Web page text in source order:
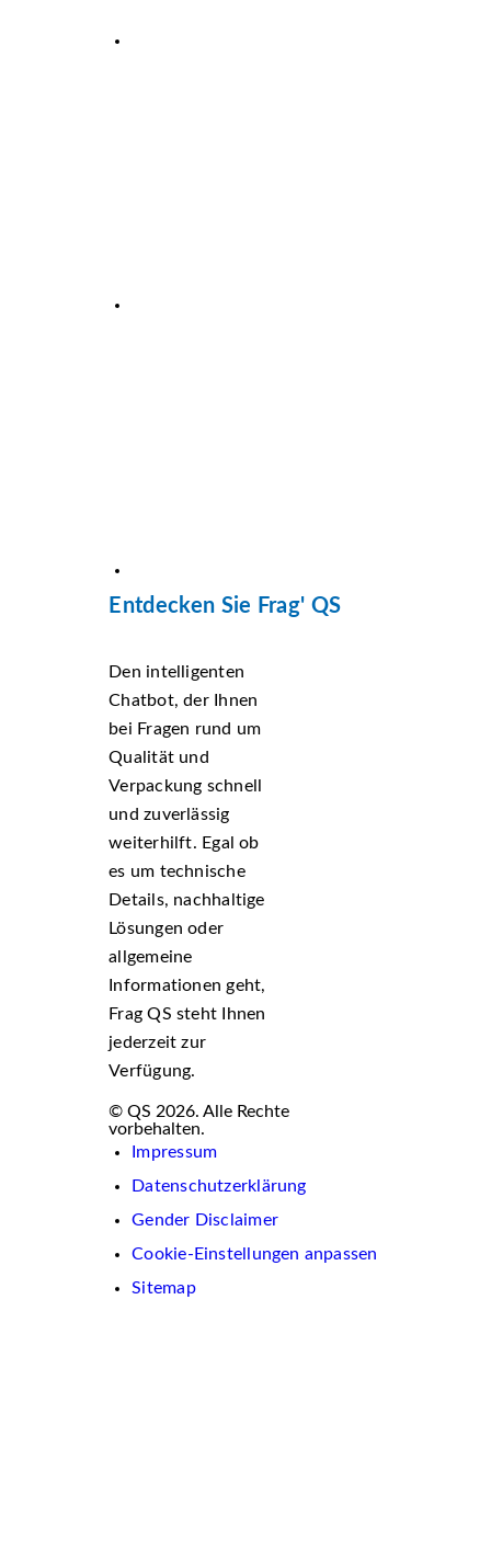
Entdecken Sie Frag' QS
Den intelligenten
Chatbot, der Ihnen
bei Fragen rund um
Qualität und
Verpackung schnell
und zuverlässig
weiterhilft. Egal ob
es um technische
Details, nachhaltige
Lösungen oder
allgemeine
Informationen geht,
Frag QS steht Ihnen
jederzeit zur
Verfügung.
© QS 2026. Alle Rechte
vorbehalten.
Impressum
Datenschutzerklärung
Gender Disclaimer
Cookie-Einstellungen anpassen
Sitemap